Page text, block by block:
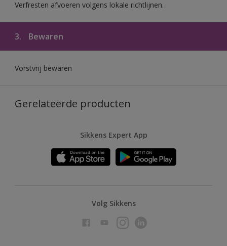
Verfresten afvoeren volgens lokale richtlijnen.
3. Bewaren
Vorstvrij bewaren
Gerelateerde producten
Sikkens Expert App
Volg Sikkens